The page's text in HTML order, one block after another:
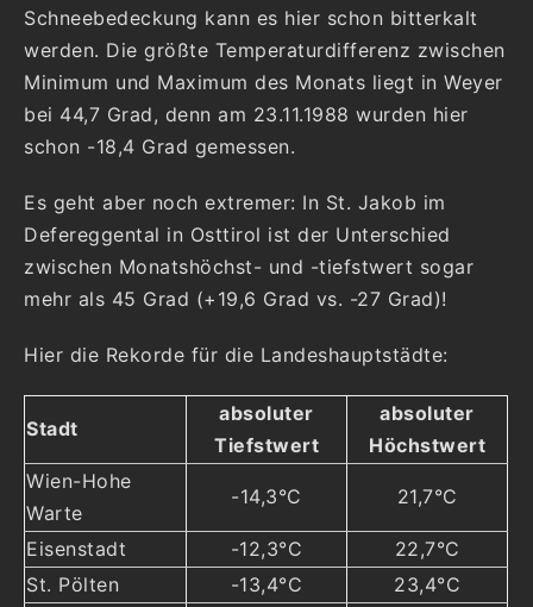
Schneebedeckung kann es hier schon bitterkalt
werden. Die größte Temperaturdifferenz zwischen
Minimum und Maximum des Monats liegt in Weyer
bei 44,7 Grad, denn am 23.11.1988 wurden hier
schon -18,4 Grad gemessen.
Es geht aber noch extremer: In St. Jakob im
Defereggental in Osttirol ist der Unterschied
zwischen Monatshöchst- und -tiefstwert sogar
mehr als 45 Grad (+19,6 Grad vs. -27 Grad)!
Hier die Rekorde für die Landeshauptstädte:
Stadt
absoluter
Tiefstwert
absoluter
Höchstwert
Wien-Hohe
Warte
-14,3°C 21,7°C
Eisenstadt -12,3°C
22,7°C
St. Pölten
-13,4°C
23,4°C